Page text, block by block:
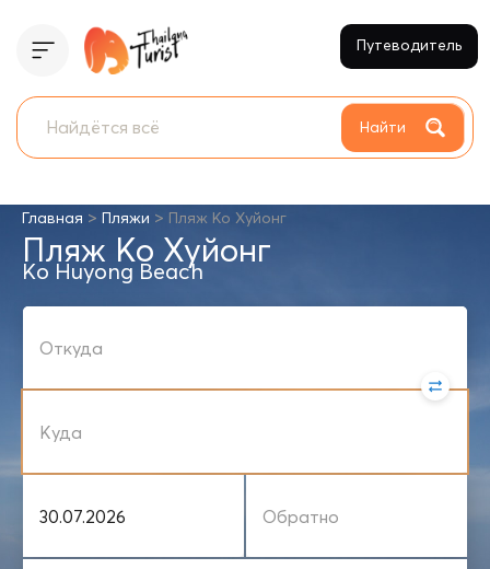
Найти
Путеводитель
Главная > Пляжи > Пляж Ко Хуйонг
Пляж Ко Хуйонг
Ko Huyong Beach